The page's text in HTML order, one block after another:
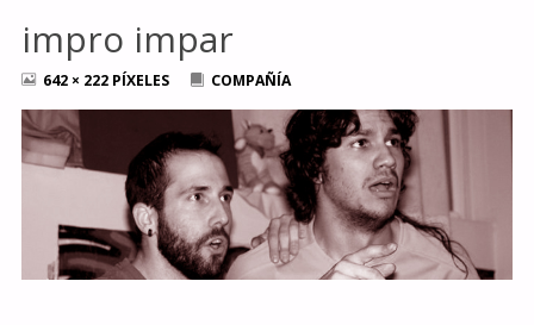
impro impar
TAMAÑO
642 × 222 PÍXELES COMPAÑÍA